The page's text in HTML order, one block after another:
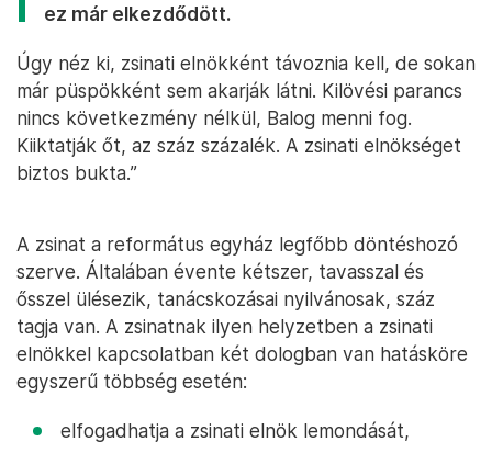
ez már elkezdődött.
Úgy néz ki, zsinati elnökként távoznia kell, de sokan
már püspökként sem akarják látni. Kilövési parancs
nincs következmény nélkül, Balog menni fog.
Kiiktatják őt, az száz százalék. A zsinati elnökséget
biztos bukta.”
A zsinat a református egyház legfőbb döntéshozó
szerve. Általában évente kétszer, tavasszal és
ősszel ülésezik, tanácskozásai nyilvánosak, száz
tagja van. A zsinatnak ilyen helyzetben a zsinati
elnökkel kapcsolatban két dologban van hatásköre
egyszerű többség esetén:
elfogadhatja a zsinati elnök lemondását,